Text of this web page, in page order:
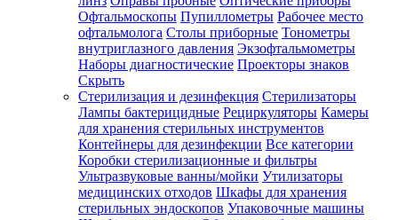
Офтальмоскопы Пупиллометры Рабочее место
офтальмолога Столы приборные Тонометры
внутриглазного давления Экзофтальмометры
Наборы диагностические Проекторы знаков
Скрыть
Стерилизация и дезинфекция Стерилизаторы
Лампы бактерицидные Рециркуляторы Камеры
для хранения стерильных инструментов
Контейнеры для дезинфекции Все категории
Коробки стерилизационные и фильтры
Ультразвуковые ванны/мойки Утилизаторы
медицинских отходов Шкафы для хранения
стерильных эндоскопов Упаковочные машины